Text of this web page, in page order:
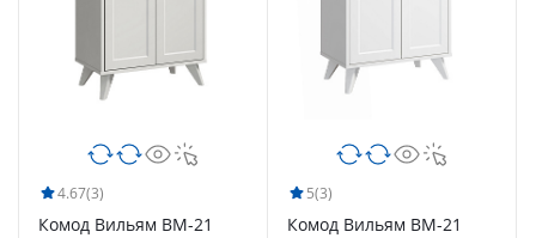
4.67(3)
Комод Вильям ВМ-21
5(3)
Комод Вильям ВМ-21